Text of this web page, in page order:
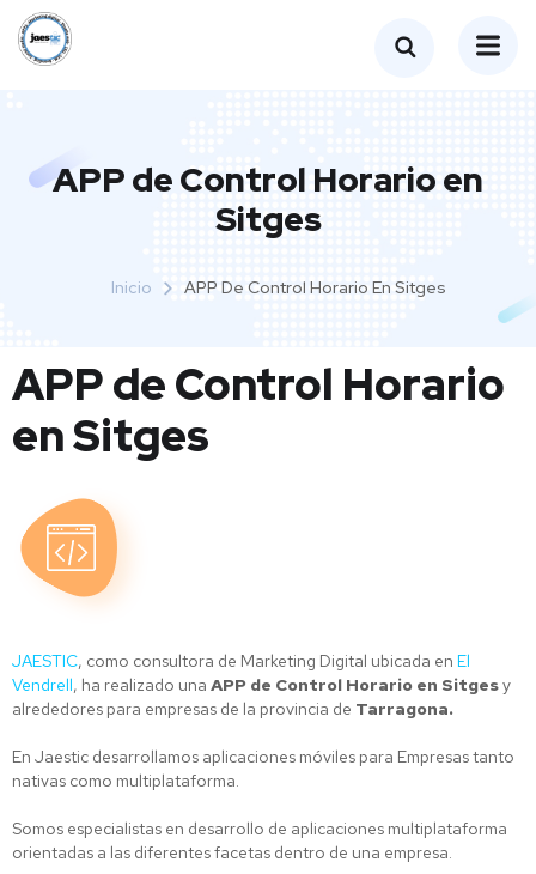
APP de Control Horario en
Sitges
Inicio APP De Control Horario En Sitges
APP de Control Horario
en Sitges
JAESTIC, como consultora de Marketing Digital ubicada en El
Vendrell, ha realizado una APP de Control Horario en Sitgesy
alrededores para empresas de la provincia de Tarragona.
En Jaestic desarrollamos aplicaciones móviles para Empresas tanto
nativas como multiplataforma.
Somos especialistas en desarrollo de aplicaciones multiplataforma
orientadas a las diferentes facetas dentro de una empresa.